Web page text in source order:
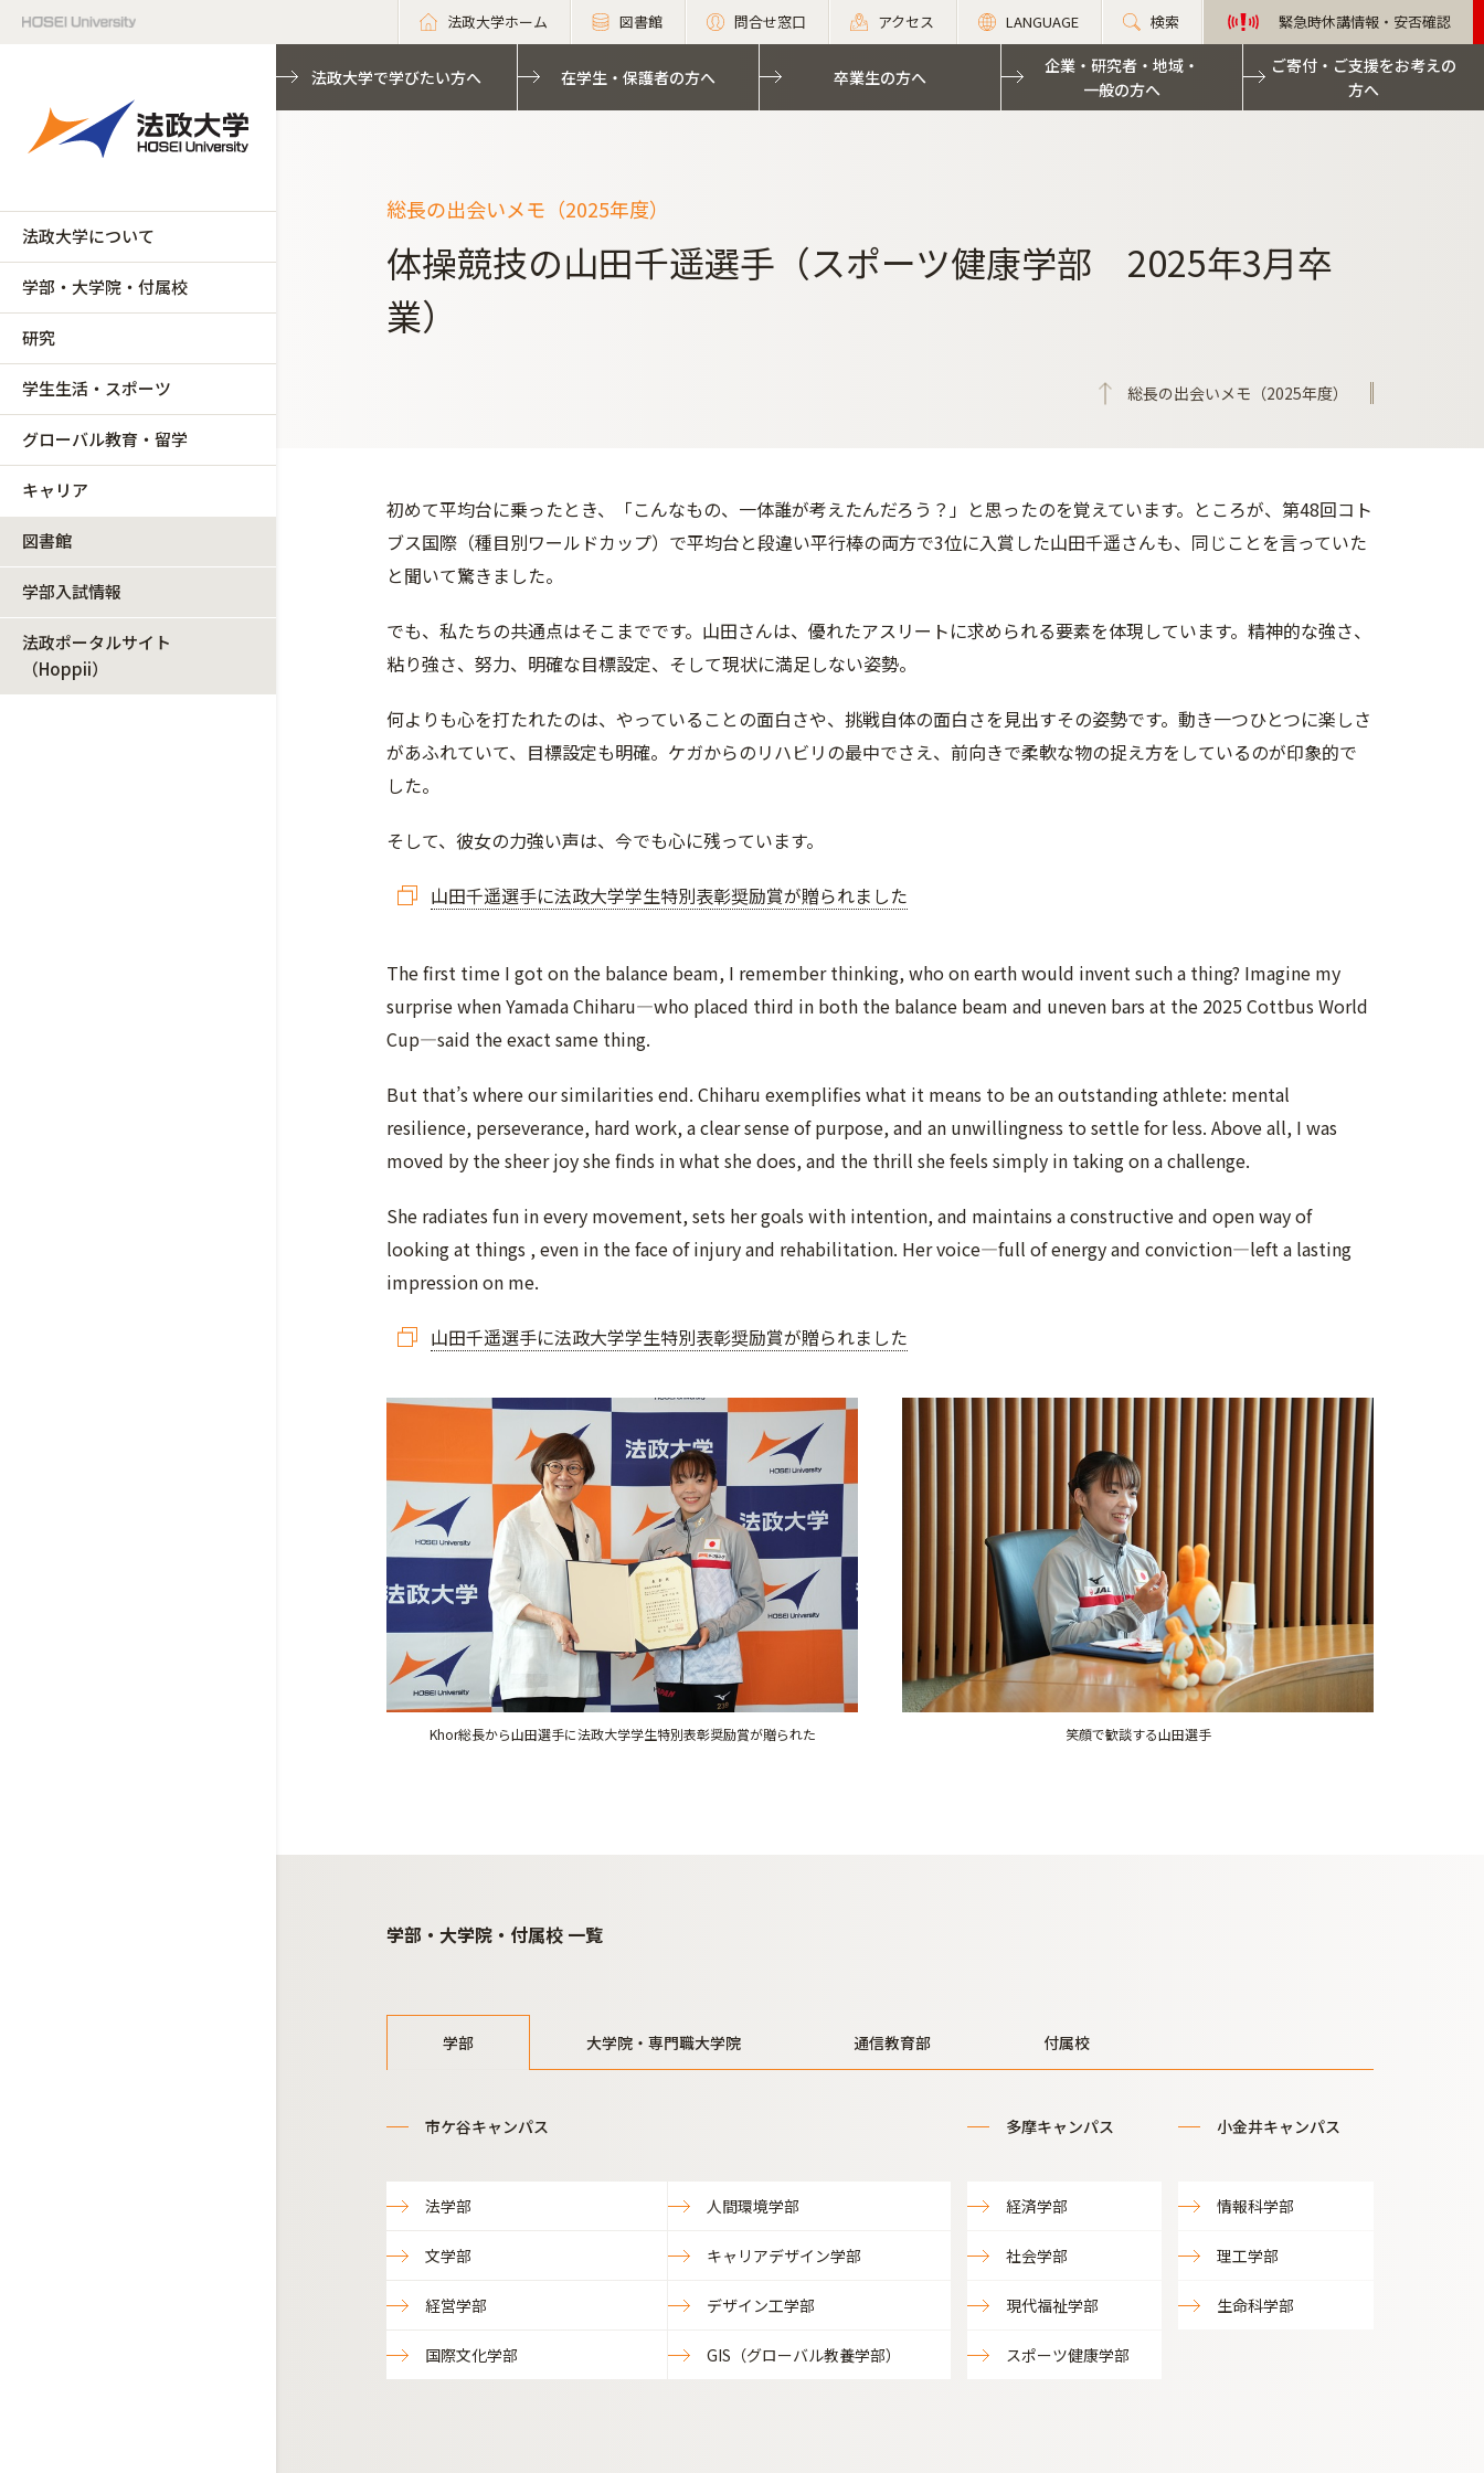
法政大学ホーム 図書館 問合せ窓口 アクセス LANGUAGE 検索 緊急時休講情報・安否確認
法政大学について
学部・大学院・付属校
研究
学生生活・スポーツ
グローバル教育・留学
キャリア
図書館
学部入試情報
法政ポータルサイト
（Hoppii）
法政大学で学びたい方へ 在学生・保護者の方へ 卒業生の方へ
企業・研究者・地域・
一般の方へ
ご寄付・ご支援をお考えの
方へ
総長の出会いメモ（2025年度）
体操競技の山田千遥選手（スポーツ健康学部 2025年3月卒
業）
総長の出会いメモ（2025年度）
初めて平均台に乗ったとき、「こんなもの、一体誰が考えたんだろう？」と思ったのを覚えています。ところが、第48回コト
ブス国際（種目別ワールドカップ）で平均台と段違い平行棒の両方で3位に入賞した山田千遥さんも、同じことを言っていた
と聞いて驚きました。
でも、私たちの共通点はそこまでです。山田さんは、優れたアスリートに求められる要素を体現しています。精神的な強さ、
粘り強さ、努力、明確な目標設定、そして現状に満足しない姿勢。
何よりも心を打たれたのは、やっていることの面白さや、挑戦自体の面白さを見出すその姿勢です。動き一つひとつに楽しさ
があふれていて、目標設定も明確。ケガからのリハビリの最中でさえ、前向きで柔軟な物の捉え方をしているのが印象的で
した。
そして、彼女の力強い声は、今でも心に残っています。
山田千遥選手に法政大学学生特別表彰奨励賞が贈られました
The first time I got on the balance beam, I remember thinking, who on earth would invent such a thing? Imagine my
surprise when Yamada Chiharu—who placed third in both the balance beam and uneven bars at the 2025 Cottbus World
Cup—said the exact same thing.
But that’s where our similarities end. Chiharu exemplifies what it means to be an outstanding athlete: mental
resilience, perseverance, hard work, a clear sense of purpose, and an unwillingness to settle for less. Above all, I was
moved by the sheer joy she finds in what she does, and the thrill she feels simply in taking on a challenge.
She radiates fun in every movement, sets her goals with intention, and maintains a constructive and open way of
looking at things , even in the face of injury and rehabilitation. Her voice—full of energy and conviction—left a lasting
impression on me.
山田千遥選手に法政大学学生特別表彰奨励賞が贈られました
Khor総長から山田選手に法政大学学生特別表彰奨励賞が贈られた 笑顔で歓談する山田選手
学部・大学院・付属校 一覧
学部 大学院・専門職大学院 通信教育部 付属校
市ケ谷キャンパス
法学部 人間環境学部
文学部 キャリアデザイン学部
経営学部 デザイン工学部
国際文化学部 GIS（グローバル教養学部）
多摩キャンパス
経済学部
社会学部
現代福祉学部
スポーツ健康学部
小金井キャンパス
情報科学部
理工学部
生命科学部